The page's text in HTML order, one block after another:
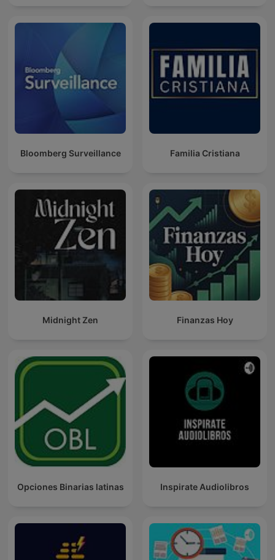
Bloomberg Surveillance Familia Cristiana
Midnight Zen Finanzas Hoy
Opciones Binarias latinas Inspirate Audiolibros